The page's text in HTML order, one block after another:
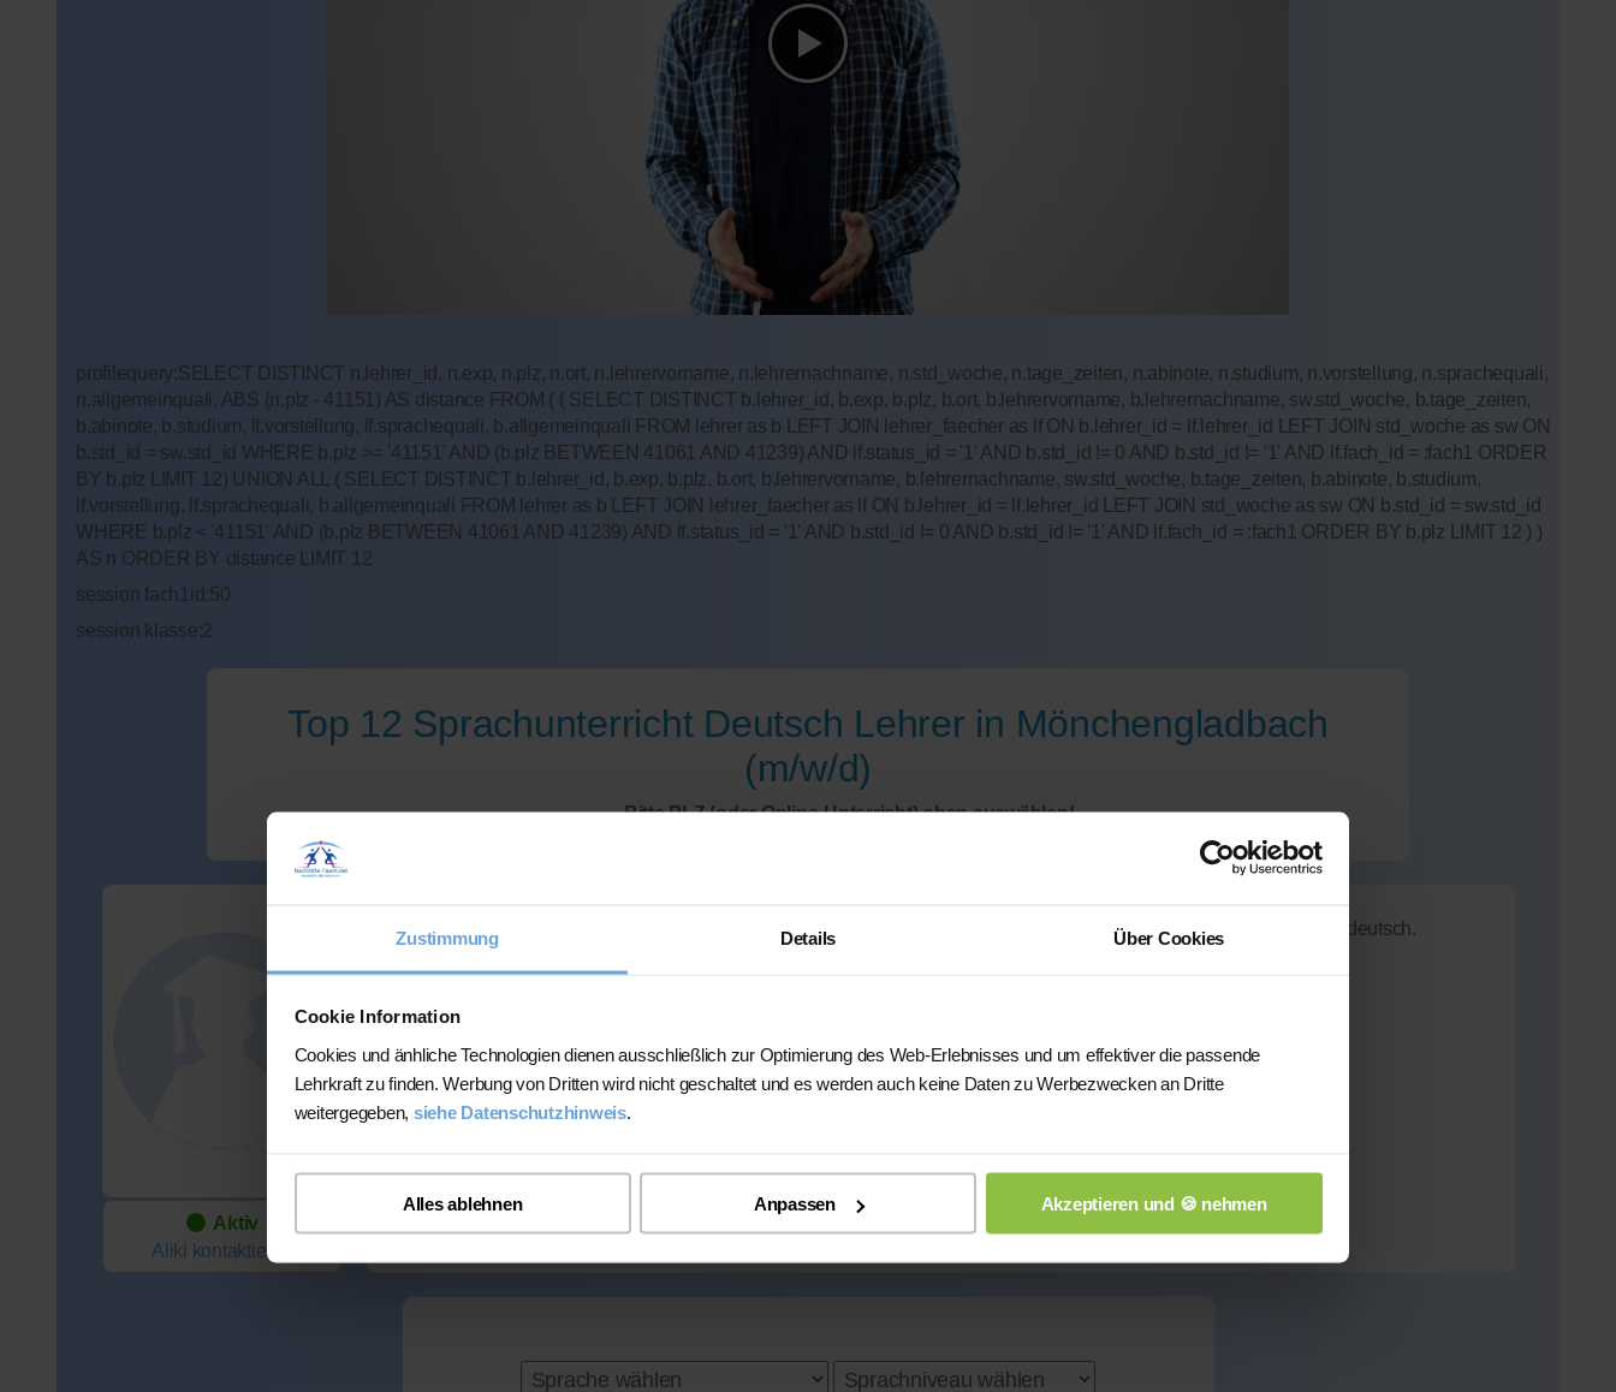
Zustimmung Details Über Cookies
Cookie Information
Cookies und änhliche Technologien dienen ausschließlich zur Optimierung des Web-Erlebnisses und um effektiver die passende
Lehrkraft zu finden. Werbung von Dritten wird nicht geschaltet und es werden auch keine Daten zu Werbezwecken an Dritte
weitergegeben, siehe Datenschutzhinweis.
Alles ablehnen Anpassen Akzeptieren und 🍪 nehmen
profilequery:SELECT DISTINCT n.lehrer_id, n.exp, n.plz, n.ort, n.lehrervorname, n.lehrernachname, n.std_woche, n.tage_zeiten, n.abinote, n.studium, n.vorstellung, n.sprachequali,
n.allgemeinquali, ABS (n.plz - 41151) AS distance FROM ( ( SELECT DISTINCT b.lehrer_id, b.exp, b.plz, b.ort, b.lehrervorname, b.lehrernachname, sw.std_woche, b.tage_zeiten,
b.abinote, b.studium, lf.vorstellung, lf.sprachequali, b.allgemeinquali FROM lehrer as b LEFT JOIN lehrer_faecher as lf ON b.lehrer_id = lf.lehrer_id LEFT JOIN std_woche as sw ON
b.std_id = sw.std_id WHERE b.plz >= '41151' AND (b.plz BETWEEN 41061 AND 41239) AND lf.status_id = '1' AND b.std_id != 0 AND b.std_id != '1' AND lf.fach_id = :fach1 ORDER
BY b.plz LIMIT 12) UNION ALL ( SELECT DISTINCT b.lehrer_id, b.exp, b.plz, b.ort, b.lehrervorname, b.lehrernachname, sw.std_woche, b.tage_zeiten, b.abinote, b.studium,
lf.vorstellung, lf.sprachequali, b.allgemeinquali FROM lehrer as b LEFT JOIN lehrer_faecher as lf ON b.lehrer_id = lf.lehrer_id LEFT JOIN std_woche as sw ON b.std_id = sw.std_id
WHERE b.plz < '41151' AND (b.plz BETWEEN 41061 AND 41239) AND lf.status_id = '1' AND b.std_id != 0 AND b.std_id != '1' AND lf.fach_id = :fach1 ORDER BY b.plz LIMIT 12 ) )
AS n ORDER BY distance LIMIT 12
session fach1id:50
session klasse:2
Top 12 Sprachunterricht Deutsch Lehrer in Mönchengladbach
(m/w/d)
Bitte PLZ (oder Online-Unterricht) oben auswählen!
Aktiv
Aliki kontaktieren
Ich hatte eine gute Abiturnote, sowie vollende ich mein Jura Studium auf deutsch.
Lehrerfahrung:2 Jahre Unterrichtserfahrung
Wohnort:
Mo-So ab 16
Spezialisiert auf Sprachunterricht
Deutsch
45 Min. / 22 Euro